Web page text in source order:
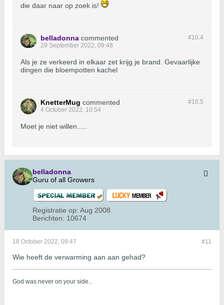
die daar naar op zoek is!
#10.4
belladonna commented
29 September 2022, 09:48
Als je ze verkeerd in elkaar zet krijg je brand. Gevaarlijke
dingen die bloempotten kachel
#10.5
KnetterMug commented
4 October 2022, 10:54
Moet je niet willen.....
belladonna
Guru of all Growers
Registratie op: Aug 2008
Berichten: 10674
#11
18 October 2022, 09:47
Wie heeft de verwarming aan aan gehad?
God was never on your side..